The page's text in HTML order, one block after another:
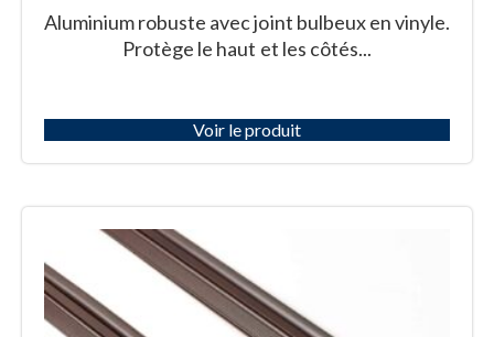
Aluminium robuste avec joint bulbeux en vinyle.
Protège le haut et les côtés...
Voir le produit